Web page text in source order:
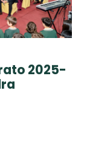
2025-